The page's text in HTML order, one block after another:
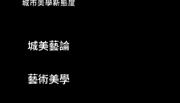
城美藝論
藝術美學